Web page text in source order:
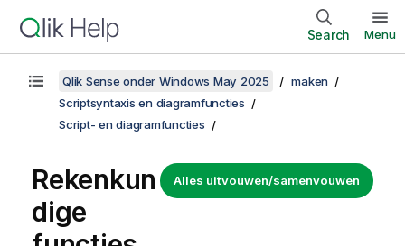
Search Menu
Qlik Sense onder Windows May 2025
maken
Scriptsyntaxis en diagramfuncties
Script- en diagramfuncties
Alles uitvouwen/samenvouwen
Rekenkun
dige